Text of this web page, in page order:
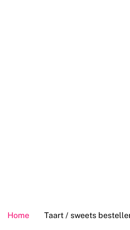
Home Taart / sweets